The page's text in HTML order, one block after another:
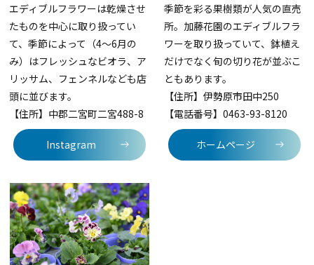
エディブルフラワーは乾燥させ
たものを中心に取り扱ってい
て、季節によって（4～6月の
み）はフレッシュなビオラ、ア
リッサム、フェンネルなども店
頭に並びます。
【住所】 中郡二宮町二宮488-8
Instagram
季節を彩る果樹類が人気の直売
所。加藤花園のエディブルフラ
ワーを取り扱っていて、鉢植え
だけでなく旬の切り花が並ぶこ
ともあります。
【住所】 伊勢原市田中250
【電話番号】0463-93-8120
ホームページ